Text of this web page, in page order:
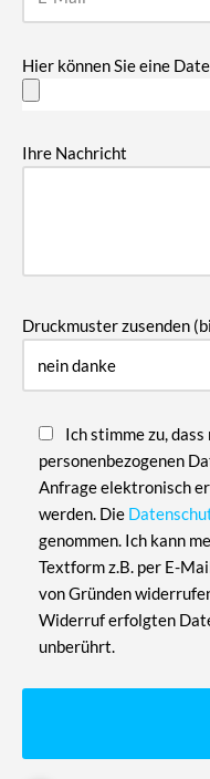
Hier können Sie eine
Ihre Nachricht
Druckmuster zusenden
Ich stimme zu,
personenbezogenen
Anfrage elektronisch
werden. Die
genommen. Ich kann
Textform z.B. per E-
von Gründen
Widerruf erfolgten
unberührt.